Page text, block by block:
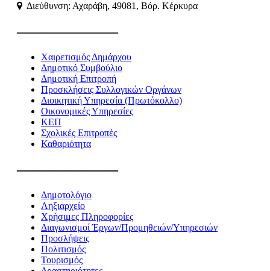
Διεύθυνση: Αχαράβη, 49081, Βόρ. Κέρκυρα
———————
Χαιρετισμός Δημάρχου
Δημοτικό Συμβούλιο
Δημοτική Επιτροπή
Προσκλήσεις Συλλογικών Οργάνων
Διοικητική Υπηρεσία (Πρωτόκολλο)
Οικονομικές Υπηρεσίες
ΚΕΠ
Σχολικές Επιτροπές
Καθαριότητα
———————
Δημοτολόγιο
Ληξιαρχείο
Χρήσιμες Πληροφορίες
Διαγωνισμοί Έργων/Προμηθειών/Υπηρεσιών
Προσλήψεις
Πολιτισμός
Τουρισμός